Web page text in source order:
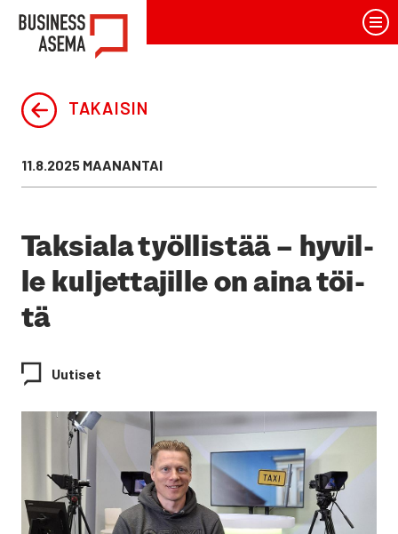
TAKAISIN
Julkaistu
11.8.2025 MAANANTAI
Tak­sia­la työl­lis­tää – hyvil­
le kul­jet­ta­jil­le on aina töi­
tä
Uutiset